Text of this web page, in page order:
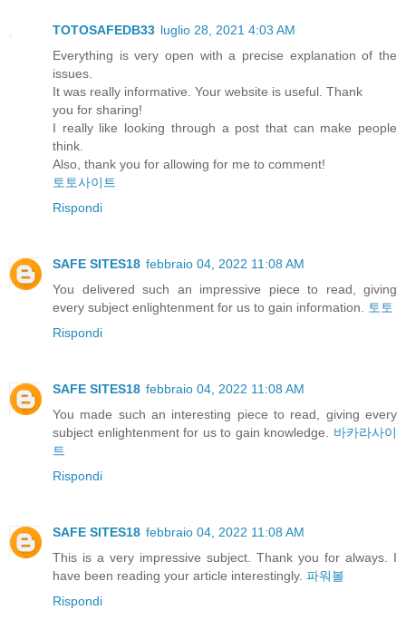
TOTOSAFEDB33 luglio 28, 2021 4:03 AM
Everything is very open with a precise explanation of the
issues.
It was really informative. Your website is useful. Thank
you for sharing!
I really like looking through a post that can make people
think.
Also, thank you for allowing for me to comment!
토토사이트
Rispondi
SAFE SITES18 febbraio 04, 2022 11:08 AM
You delivered such an impressive piece to read, giving
every subject enlightenment for us to gain information.
토토
Rispondi
SAFE SITES18 febbraio 04, 2022 11:08 AM
You made such an interesting piece to read, giving every
subject enlightenment for us to gain knowledge. 바카라사이
트
Rispondi
SAFE SITES18 febbraio 04, 2022 11:08 AM
This is a very impressive subject. Thank you for always. I
have been reading your article interestingly. 파워볼
Rispondi